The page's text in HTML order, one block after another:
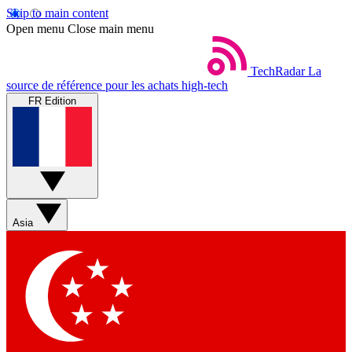
Skip to main content
Open menu Close main menu
TechRadar La
source de référence pour les achats high-tech
FR Edition
Asia